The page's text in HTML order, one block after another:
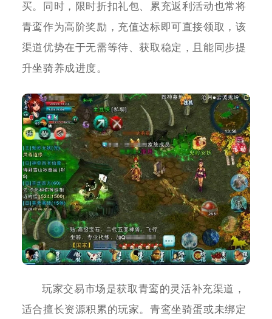
买。同时，限时折扣礼包、累充返利活动也常将
青鸾作为高阶奖励，充值达标即可直接领取，该
渠道优势在于无需等待、获取稳定，且能同步提
升坐骑养成进度。
玩家交易市场是获取青鸾的灵活补充渠道，
适合擅长资源积累的玩家。青鸾坐骑蛋或未绑定